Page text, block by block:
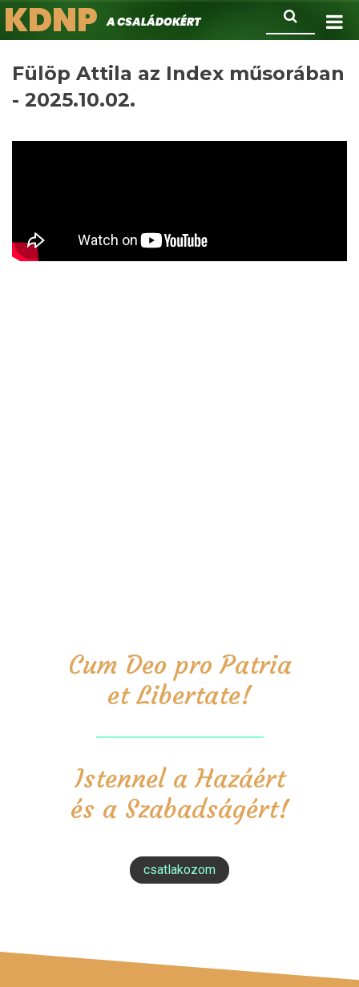
Ugrás
a
Keresés
KDNPA családokért.
Fülöp Attila az Index műsorában
- 2025.10.02.
Cum Deo pro Patria
et Libertate!
Istennel a Hazáért
és a Szabadságért!
csatlakozom